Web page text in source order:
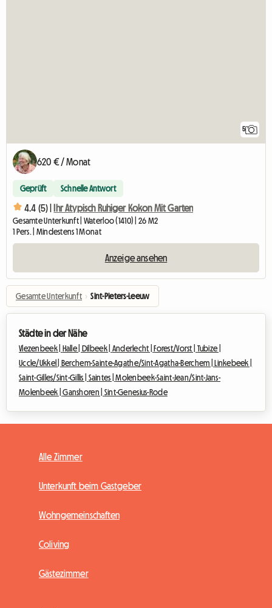
5
620 € / Monat
Geprüft Schnelle Antwort
4.4 (5) | Ihr Atypisch Ruhiger Kokon Mit Garten
Gesamte Unterkunft | Waterloo (1410) | 26 M2
1 Pers. | Mindestens 1 Monat
Anzeige ansehen
Gesamte Unterkunft › Sint-Pieters-Leeuw
Städte in der Nähe
Vlezenbeek | Halle | Dilbeek | Anderlecht | Forest/Vorst | Tubize |
Uccle/Ukkel |
Berchem-Sainte-Agathe/Sint-Agatha-Berchem |
Linkebeek |
Saint-Gilles/Sint-Gillis | Saintes |Molenbeek-Saint-Jean/Sint-Jans-
Molenbeek |Ganshoren | Sint-Genesius-Rode
Alle Zimmer
Unterkunft beim Gastgeber
Wohngemeinschaften
Coliving
Gästezimmer